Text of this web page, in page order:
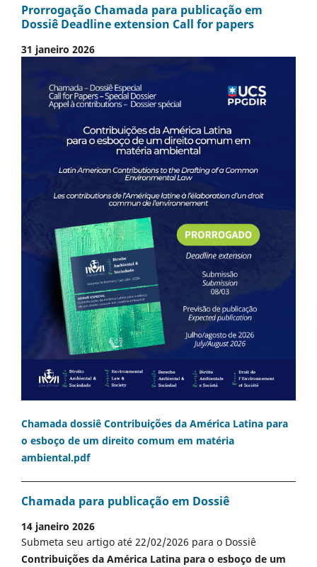
Prorrogação Chamada para publicação em
Dossiê Deadline extension Call for papers
31 janeiro 2026
Chamada dossiê Contribuições da América Latina para
o esboço de um direito comum em matéria
ambiental.pdf
Chamada para publicação em Dossiê
14 janeiro 2026
Submeta seu artigo até 22/02/2026 para o Dossiê
Contribuições da América Latina para o esboço de um